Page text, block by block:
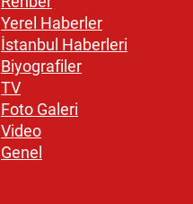
Yerel Haberler
İstanbul Haberleri
Biyografiler
TV
Foto Galeri
Video
Genel